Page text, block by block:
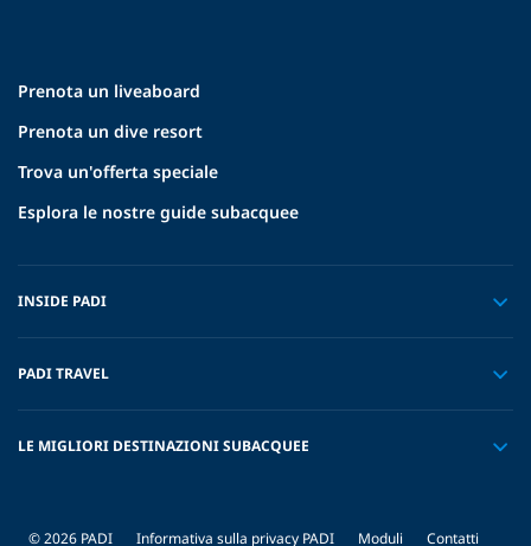
Prenota un liveaboard
Prenota un dive resort
Trova un'offerta speciale
Esplora le nostre guide subacquee
INSIDE PADI
PADI TRAVEL
LE MIGLIORI DESTINAZIONI SUBACQUEE
© 2026 PADI Informativa sulla privacy PADI Moduli Contatti